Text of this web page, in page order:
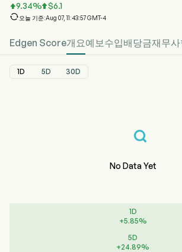
9.34% $6.1
오늘 기준:Aug 07, 11:43:57 GMT-4
Edgen Score개요예보수입배당금재무
1D 5D 30D
No Data Yet
1D
+5.85%
5D
+24.89%